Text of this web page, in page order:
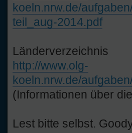
koeln.nrw.de/
teil_aug-2014.pdf
Länderverzeichnis
http://www.olg-
koeln.nrw.de/
(Informationen über
Lest bitte selbst.